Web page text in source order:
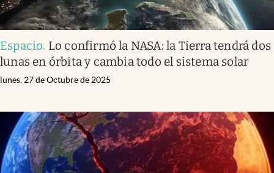
Espacio. Lo confirmó la NASA: la Tierra tendrá dos
lunas en órbita y cambia todo el sistema solar
lunes, 27 de Octubre de 2025